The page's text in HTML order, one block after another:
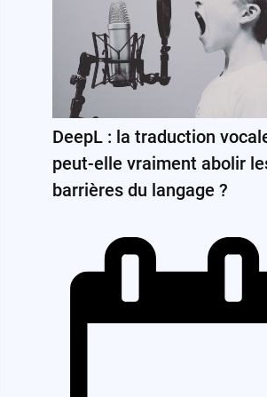
DeepL : la traduction
peut-elle vraiment abolir
barrières du langage ?